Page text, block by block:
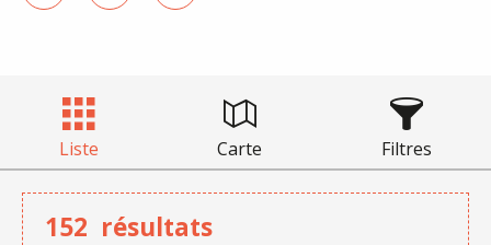
Liste Carte Filtres
152 résultats